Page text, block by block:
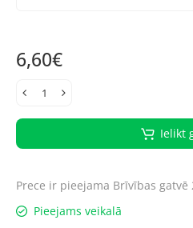
6,60€
Ielikt
Prece ir pieejama Brīvības gatvē
Pieejams veikalā